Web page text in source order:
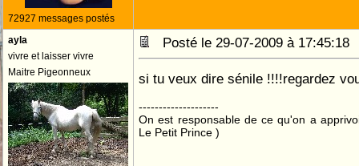
72927 messages postés
ayla
vivre et laisser vivre
Maitre Pigeonneux
Posté le 29-07-2009 à
si tu veux dire sénile !!!!regardez
--------------------
On est responsable de ce qu'on a
Le Petit Prince )